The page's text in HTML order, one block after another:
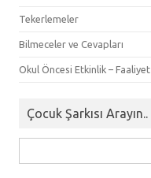
Tekerlemeler
Bilmeceler ve Cevapları
Okul Öncesi Etkinlik – Faaliyet
Çocuk Şarkısı Arayın..